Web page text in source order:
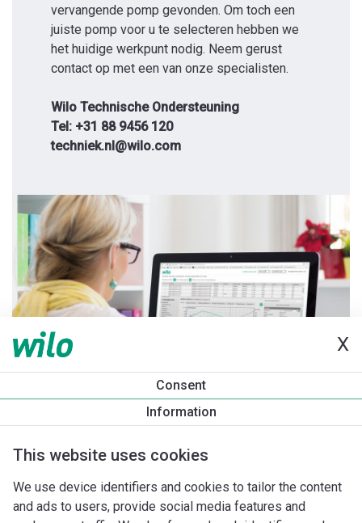
X
Consent
Information
This website uses cookies
We use device identifiers and cookies to tailor the content
and ads to users, provide social media features and
vervangende pomp gevonden. Om toch een
juiste pomp voor u te selecteren hebben we
het huidige werkpunt nodig. Neem gerust
contact op met een van onze specialisten.
Wilo Technische Ondersteuning
Tel: +31 88 9456 120
techniek.nl@wilo.com